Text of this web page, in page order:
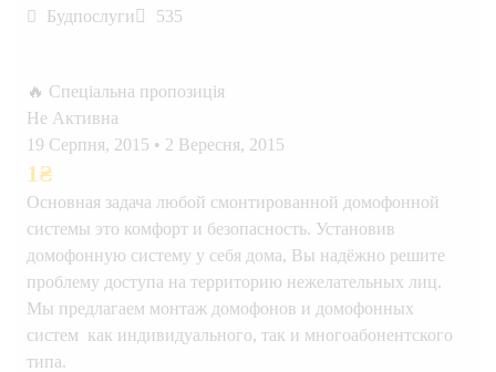
Будпослуги
535
🔥 Спеціальна пропозиція
Не Активна
19 Серпня, 2015 • 2 Вересня, 2015
1₴
Основная задача любой смонтированной домофонной
системы это комфорт и безопасность. Установив
домофонную систему у себя дома, Вы надёжно решите
проблему доступа на территорию нежелательных лиц.
Мы предлагаем монтаж домофонов и домофонных
систем как индивидуального, так и многоабонентского
типа.